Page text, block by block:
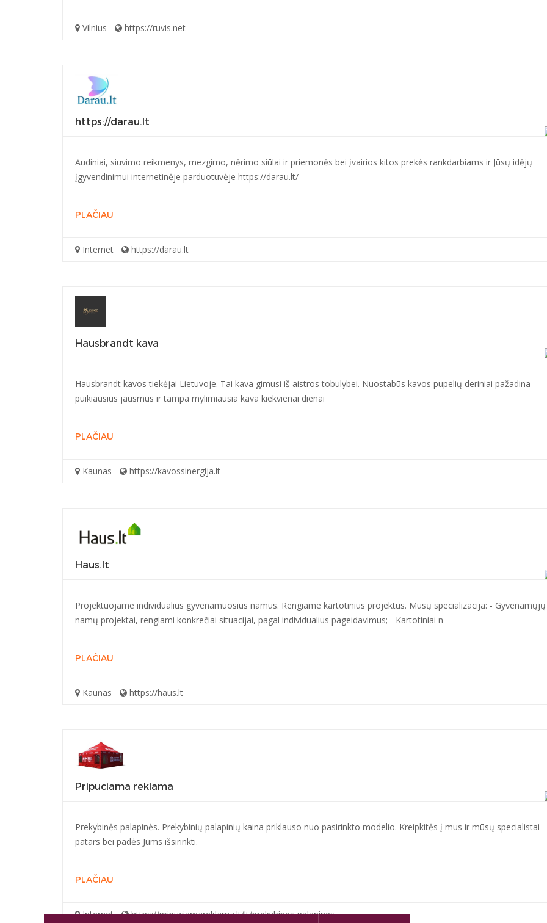
Vilnius https://ruvis.net
https://darau.lt
Audiniai, siuvimo reikmenys, mezgimo, nėrimo siūlai ir priemonės bei įvairios kitos prekės rankdarbiams ir Jūsų idėjų
įgyvendinimui internetinėje parduotuvėje https://darau.lt/
PLAČIAU
Internet https://darau.lt
Hausbrandt kava
Hausbrandt kavos tiekėjai Lietuvoje. Tai kava gimusi iš aistros tobulybei. Nuostabūs kavos pupelių deriniai pažadina
puikiausius jausmus ir tampa mylimiausia kava kiekvienai dienai
PLAČIAU
Kaunas https://kavossinergija.lt
Haus.lt
Projektuojame individualius gyvenamuosius namus. Rengiame kartotinius projektus. Mūsų specializacija: - Gyvenamųjų
namų projektai, rengiami konkrečiai situacijai, pagal individualius pageidavimus; - Kartotiniai n
PLAČIAU
Kaunas https://haus.lt
Pripuciama reklama
Prekybinės palapinės. Prekybinių palapinių kaina priklauso nuo pasirinkto modelio. Kreipkitės į mus ir mūsų specialistai
patars bei padės Jums išsirinkti.
PLAČIAU
Internet https://pripuciamareklama.lt/lt/prekybines-palapines